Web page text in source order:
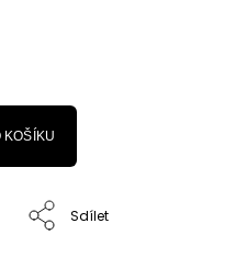
KOŠÍKU
Sdílet